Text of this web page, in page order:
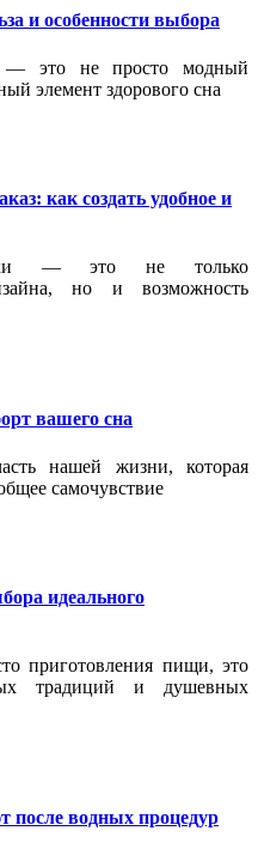
и особенности выбора
— это не просто модный
элемент здорового сна
как создать удобное и
— это не только
но и возможность
вашего сна
нашей жизни, которая
самочувствие
идеального
приготовления пищи, это
традиций и душевных
водных процедур